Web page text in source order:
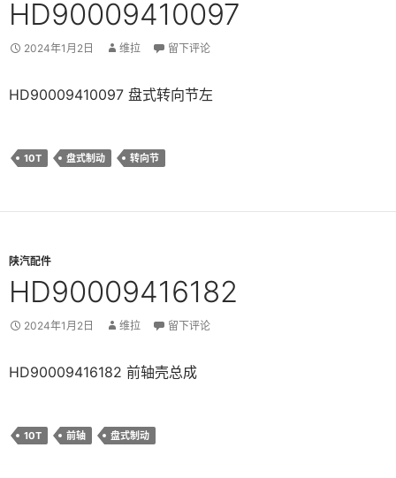
HD90009410097
2024年1月2日 维拉 留下评论
HD90009410097 盘式转向节左
10T 盘式制动 转向节
陕汽配件
HD90009416182
2024年1月2日 维拉 留下评论
HD90009416182 前轴壳总成
10T 前轴 盘式制动